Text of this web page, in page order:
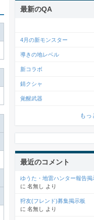
最新のQA
4月の新モンスター
導きの地レベル
新コラボ
錆クシャ
覚醒武器
もっ
最近のコメント
ゆうた・地雷ハンター報告掲
に 名無し より
狩友(フレンド)募集掲示板
に 名無し より